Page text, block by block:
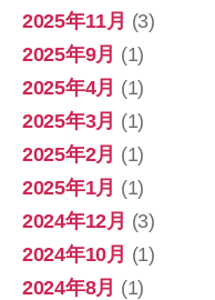
2025年11月 (3)
2025年9月 (1)
2025年4月 (1)
2025年3月 (1)
2025年2月 (1)
2025年1月 (1)
2024年12月 (3)
2024年10月 (1)
2024年8月 (1)